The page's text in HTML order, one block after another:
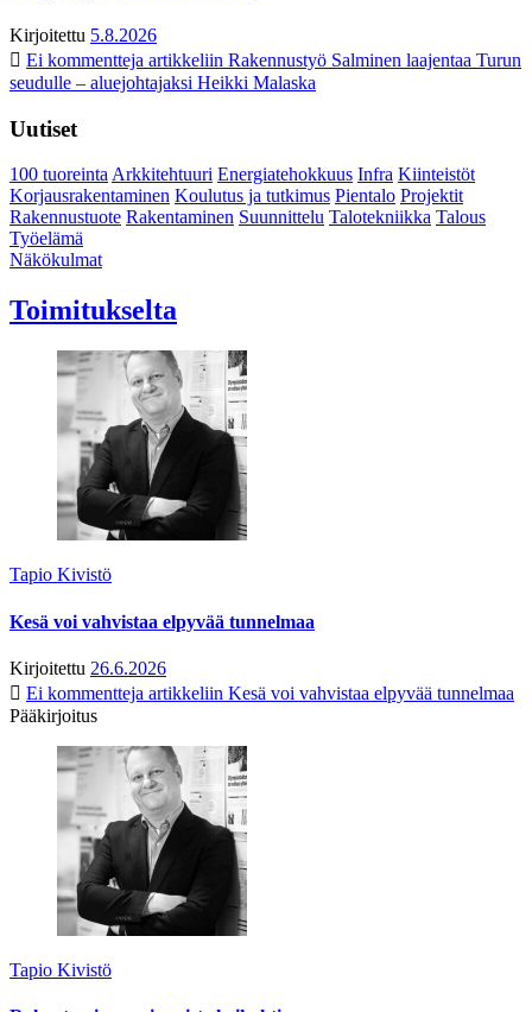
Kirjoitettu 5.8.2026
Ei kommentteja artikkeliin Rakennustyö Salminen laajentaa Turun
seudulle – aluejohtajaksi Heikki Malaska
Uutiset
100 tuoreintaArkkitehtuuri Energiatehokkuus Infra Kiinteistöt
Korjausrakentaminen Koulutus ja tutkimus Pientalo Projektit
Rakennustuote Rakentaminen Suunnittelu Talotekniikka Talous
Työelämä
Näkökulmat
Toimitukselta
Tapio Kivistö
Kesä voi vahvistaa elpyvää tunnelmaa
Kirjoitettu 26.6.2026
Ei kommentteja artikkeliin Kesä voi vahvistaa elpyvää tunnelmaa
Pääkirjoitus
Tapio Kivistö